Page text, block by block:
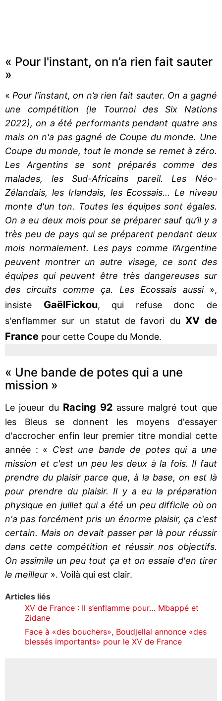
« Pour l'instant, on n’a rien fait sauter
»
« Pour l'instant, on n’a rien fait sauter. On a gagné
une compétition (le Tournoi des Six Nations
2022), on a été performants pendant quatre ans
mais on n'a pas gagné de Coupe du monde. Une
Coupe du monde, tout le monde se remet à zéro.
Les Argentins se sont préparés comme des
malades, les Sud-Africains pareil. Les Néo-
Zélandais, les Irlandais, les Ecossais... Le niveau
monte d'un ton. Toutes les équipes sont égales.
On a eu deux mois pour se préparer sauf qu’il y a
très peu de pays qui se préparent pendant deux
mois normalement. Les pays comme l’Argentine
peuvent montrer un autre visage, ce sont des
équipes qui peuvent être très dangereuses sur
des circuits comme ça. Les Ecossais aussi »,
insiste GaëlFickou, qui refuse donc de
s'enflammer sur un statut de favori du XV de
France pour cette Coupe du Monde.
« Une bande de potes qui a une
mission »
Le joueur du Racing 92 assure malgré tout que
les Bleus se donnent les moyens d'essayer
d'accrocher enfin leur premier titre mondial cette
année : « C’est une bande de potes qui a une
mission et c'est un peu les deux à la fois. Il faut
prendre du plaisir parce que, à la base, on est là
pour prendre du plaisir. Il y a eu la préparation
physique en juillet qui a été un peu difficile où on
n'a pas forcément pris un énorme plaisir, ça c'est
certain. Mais on devait passer par là pour réussir
dans cette compétition et réussir nos objectifs.
On assimile un peu tout ça et on essaie d'en tirer
le meilleur ». Voilà qui est clair.
Articles liés
XV de France : Il s’enflamme pour… Mbappé et
Zidane
Face à «des bouchers», Boudjellal annonce «des
blessés importants» pour le XV de France